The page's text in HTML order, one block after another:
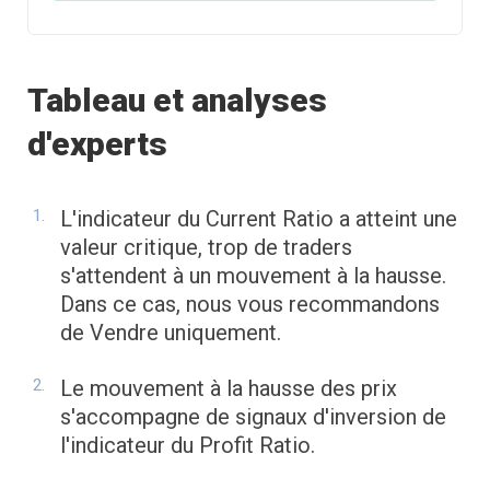
Tableau et analyses
d'experts
L'indicateur du Current Ratio a atteint une
valeur critique, trop de traders
s'attendent à un mouvement à la hausse.
Dans ce cas, nous vous recommandons
de Vendre uniquement.
Le mouvement à la hausse des prix
s'accompagne de signaux d'inversion de
l'indicateur du Profit Ratio.